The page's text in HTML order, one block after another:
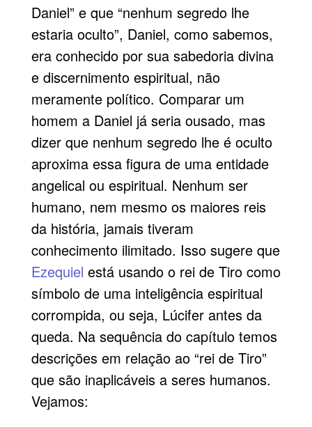
Daniel” e que “nenhum segredo lhe
estaria oculto”, Daniel, como sabemos,
era conhecido por sua sabedoria divina
e discernimento espiritual, não
meramente político. Comparar um
homem a Daniel já seria ousado, mas
dizer que nenhum segredo lhe é oculto
aproxima essa figura de uma entidade
angelical ou espiritual. Nenhum ser
humano, nem mesmo os maiores reis
da história, jamais tiveram
conhecimento ilimitado. Isso sugere que
Ezequiel está usando o rei de Tiro como
símbolo de uma inteligência espiritual
corrompida, ou seja, Lúcifer antes da
queda. Na sequência do capítulo temos
descrições em relação ao “rei de Tiro”
que são inaplicáveis a seres humanos.
Vejamos: